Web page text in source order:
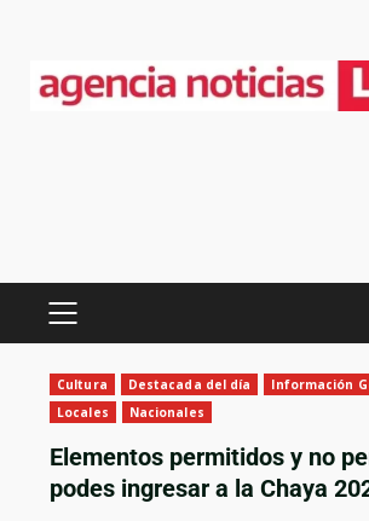
Cultura Destacada del día
Información
Locales
Nacionales
Elementos permitidos y no
podes ingresar a la Chaya